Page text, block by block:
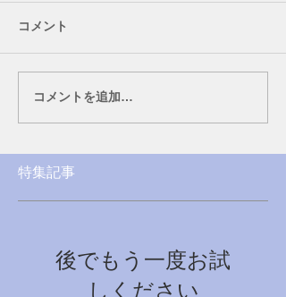
コメント
コメントを追加…
特集記事
後でもう一度お試